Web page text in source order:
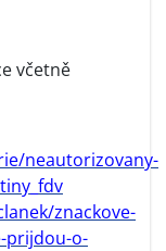
včetně
neautorizovany-
znackove-
prijdou-o-